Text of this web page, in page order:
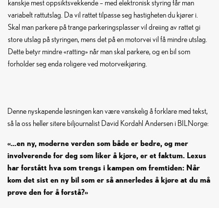
kanskje mest oppsiktsvekkende – med elektronisk styring får man
variabelt rattutslag. Da vil rattet tilpasse seg hastigheten du kjører i.
Skal man parkere på trange parkeringsplasser vil dreiing av rattet gi
store utslag på styringen, mens det på en motorvei vil få mindre utslag.
Dette betyr mindre «ratting» når man skal parkere, og en bil som
forholder seg enda roligere ved motorveikjøring.
Denne nyskapende løsningen kan være vanskelig å forklare med tekst,
så la oss heller sitere biljournalist David Kordahl Andersen i BILNorge:
«…en ny, moderne verden som både er bedre, og mer
involverende for deg som liker å kjøre, er et faktum. Lexus
har forstått hva som trengs i kampen om fremtiden: Når
kom det sist en ny bil som er så annerledes å kjøre at du må
prøve den for å forstå?»